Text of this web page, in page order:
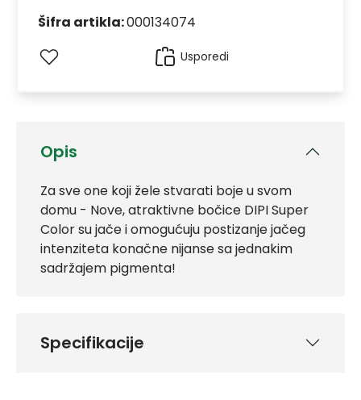
Opis
Za sve one koji žele stvarati boje u svom
domu - Nove, atraktivne bočice DIPI Super
Color su jače i omogućuju postizanje jačeg
intenziteta konačne nijanse sa jednakim
sadržajem pigmenta!
Specifikacije
Šifra artikla:000134074
Usporedi